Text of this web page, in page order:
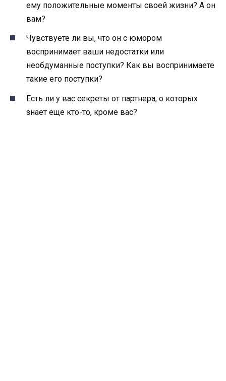
ему положительные моменты своей жизни? А он
вам?
Чувствуете ли вы, что он с юмором
воспринимает ваши недостатки или
необдуманные поступки? Как вы воспринимаете
такие его поступки?
Есть ли у вас секреты от партнера, о которых
знает еще кто-то, кроме вас?